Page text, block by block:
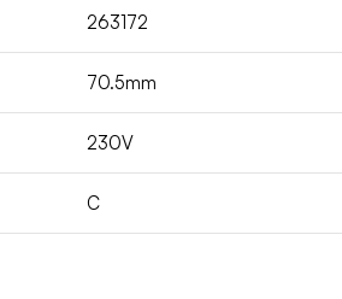
263172
70.5mm
230V
C